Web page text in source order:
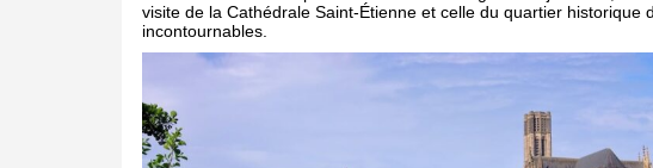
visite de la Cathédrale Saint-Étienne et celle du quartier historique
incontournables.